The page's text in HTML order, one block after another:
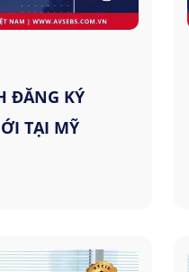
ĐĂNG KÝ
TẠI MỸ